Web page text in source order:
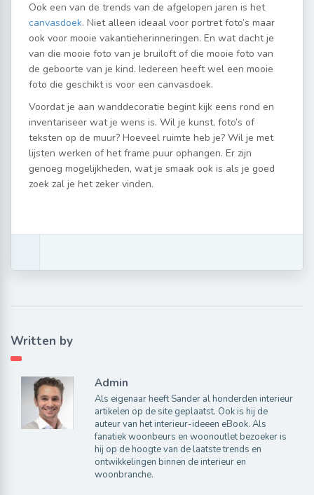
Ook een van de trends van de afgelopen jaren is het
canvasdoek. Niet alleen ideaal voor portret foto’s maar
ook voor mooie vakantieherinneringen. En wat dacht je
van die mooie foto van je bruiloft of die mooie foto van
de geboorte van je kind. Iedereen heeft wel een mooie
foto die geschikt is voor een canvasdoek.
Voordat je aan wanddecoratie begint kijk eens rond en
inventariseer wat je wens is. Wil je kunst, foto’s of
teksten op de muur? Hoeveel ruimte heb je? Wil je met
lijsten werken of het frame puur ophangen. Er zijn
genoeg mogelijkheden, wat je smaak ook is als je goed
zoek zal je het zeker vinden.
Written by
Admin
Als eigenaar heeft Sander al honderden interieur
artikelen op de site geplaatst. Ook is hij de
auteur van het interieur-ideeen eBook. Als
fanatiek woonbeurs en woonoutlet bezoeker is
hij op de hoogte van de laatste trends en
ontwikkelingen binnen de interieur en
woonbranche.